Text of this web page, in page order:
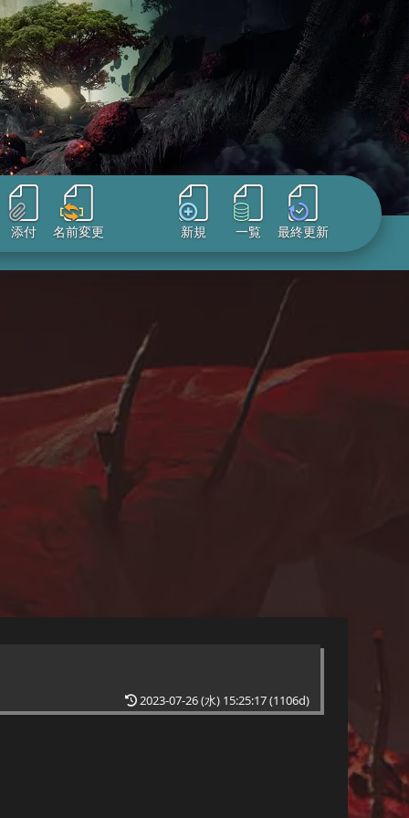
添付 名前変更 新規 一覧 最終更新
2023-07-26 (水) 15:25:17(1106d)